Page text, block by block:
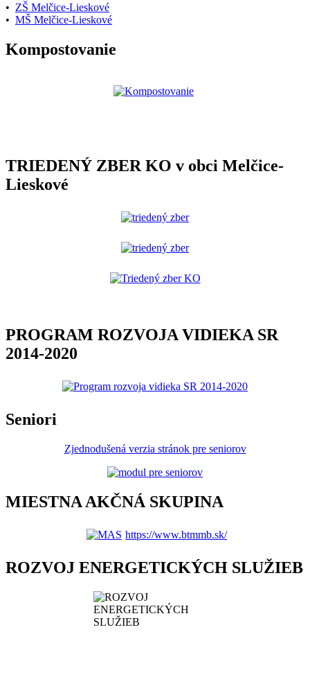
• ZŠ Melčice-Lieskové
• MŠ Melčice-Lieskové
Kompostovanie
TRIEDENÝ ZBER KO v obci Melčice-
Lieskové
PROGRAM ROZVOJA VIDIEKA SR
2014-2020
Seniori
Zjednodušená verzia stránok pre seniorov
MIESTNA AKČNÁ SKUPINA
https://www.btmmb.sk/
ROZVOJ ENERGETICKÝCH SLUŽIEB